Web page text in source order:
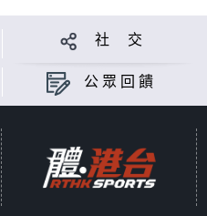
社 交
公眾回饋